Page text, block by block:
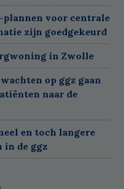
plannen voor centrale
zijn goedgekeurd
in Zwolle
op ggz gaan
naar de
en toch langere
in de ggz